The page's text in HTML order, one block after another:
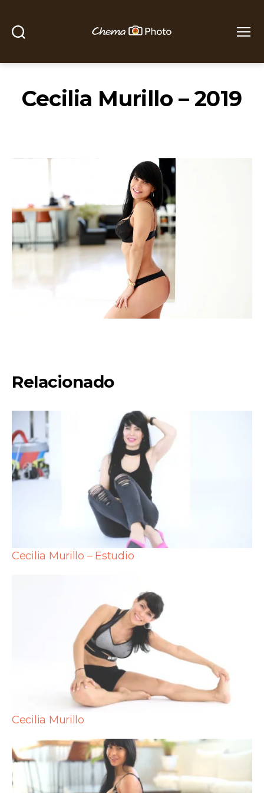
Photo
Cecilia Murillo – 2019
Relacionado
Cecilia Murillo – Estudio
Cecilia Murillo